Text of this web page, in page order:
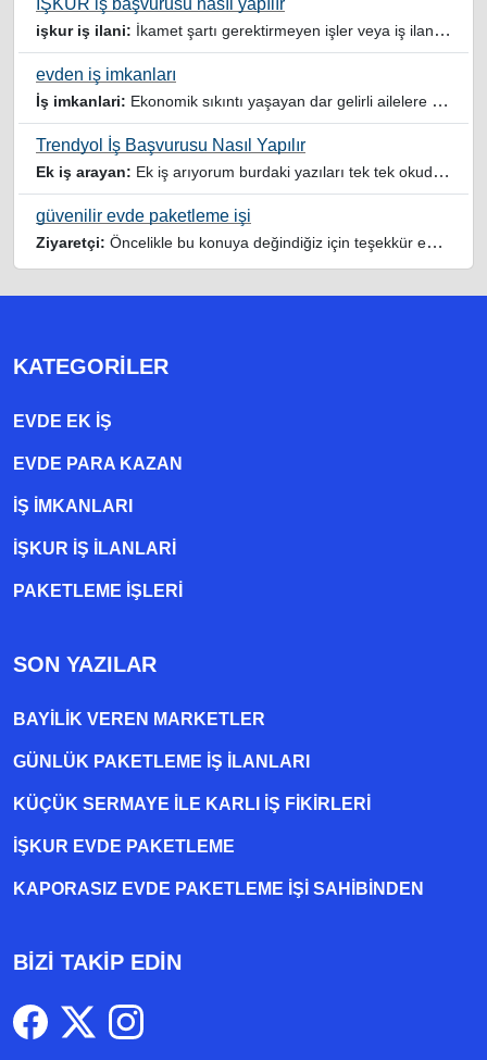
İŞKUR iş başvurusu nasıl yapılır
işkur iş ilani: İkamet şartı gerektirmeyen işler veya iş ilanlari da listelensin. Arama sonucuna işverenin tercih ettiği ikamet illeri de eklense olmazmi
evden iş imkanları
İş imkanlari: Ekonomik sıkıntı yaşayan dar gelirli ailelere özellikle evde iş imkanı sağlayan bu durumdan istifade eden ev hanımlarına büyük bir nimet çalışmak ev Ekonomisine benim gibi destek olmak isteyenler sağlam güvenilir sitelere rağbet etsin her ilan yada reklam doğru adres olmayabiliyor arkadaşlar, bu alanda bize yol gösteren yardımcı olan doğru şekilde yönlendiren sayfaya teşekkür ederim elinize emeklerine sağlık
Trendyol İş Başvurusu Nasıl Yapılır
Ek iş arayan: Ek iş arıyorum burdaki yazıları tek tek okudum faydalı iş imkanları var tsk let
güvenilir evde paketleme işi
Ziyaretçi: Öncelikle bu konuya değindiğiz için teşekkür ederim maalesef bu tarzda yazılarla inanıp aldanan ve dolandirilan insanlar oluyor, o yüzden bu sektörlerde işini hakkıyla yapan siteler ve sayfalara itibar edilmeli,üç beş demeden ek gelir ile evine destek olmayan iyi niyetli insanlarında iyi niyetleri suistimal edilmemeli,sayfanızın geniş kitlelere doğru ve gerçek adresten ulaşması temennisiyle kolaylıklar dilerim..
KATEGORILER
EVDE EK IŞ
EVDE PARA KAZAN
İŞ İMKANLARI
İŞKUR İŞ İLANLARI
PAKETLEME IŞLERI
SON YAZILAR
BAYILIK VEREN MARKETLER
GÜNLÜK PAKETLEME İŞ İLANLARI
KÜÇÜK SERMAYE ILE KARLI İŞ FIKIRLERI
İŞKUR EVDE PAKETLEME
KAPORASIZ EVDE PAKETLEME IŞI SAHIBINDEN
BİZİ TAKİP EDİN